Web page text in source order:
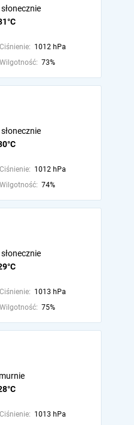
Ciśnienie: 1012 hPa
Wilgotność: 73%
Ciśnienie: 1012 hPa
Wilgotność: 74%
Ciśnienie: 1013 hPa
Wilgotność: 75%
Ciśnienie: 1013 hPa